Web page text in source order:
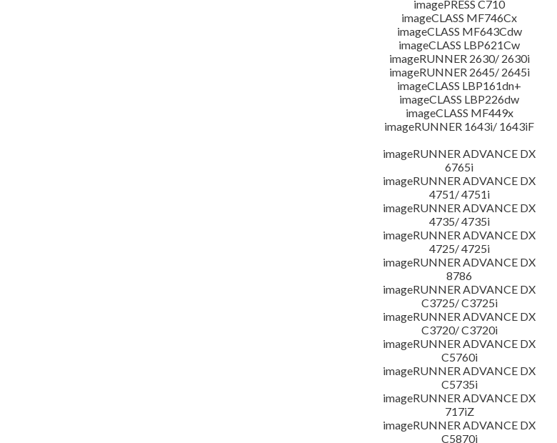
imagePRESS C710
imageCLASS MF746Cx
imageCLASS MF643Cdw
imageCLASS LBP621Cw
imageRUNNER 2630/ 2630i
imageRUNNER 2645/ 2645i
imageCLASS LBP161dn+
imageCLASS LBP226dw
imageCLASS MF449x
imageRUNNER 1643i/ 1643iF
imageRUNNER ADVANCE DX
6765i
imageRUNNER ADVANCE DX
4751/ 4751i
imageRUNNER ADVANCE DX
4735/ 4735i
imageRUNNER ADVANCE DX
4725/ 4725i
imageRUNNER ADVANCE DX
8786
imageRUNNER ADVANCE DX
C3725/ C3725i
imageRUNNER ADVANCE DX
C3720/ C3720i
imageRUNNER ADVANCE DX
C5760i
imageRUNNER ADVANCE DX
C5735i
imageRUNNER ADVANCE DX
717iZ
imageRUNNER ADVANCE DX
C5870i